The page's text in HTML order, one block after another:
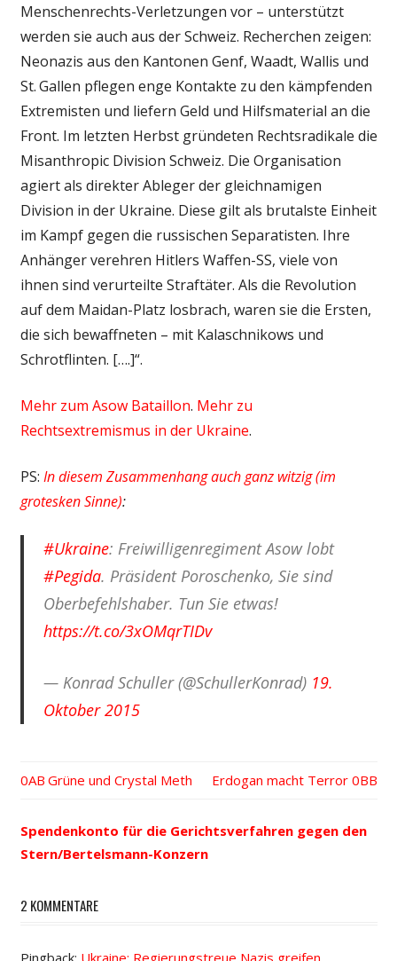
Menschenrechts-Verletzungen vor – unterstützt
werden sie auch aus der Schweiz. Recherchen zeigen:
Neonazis aus den Kantonen Genf, Waadt, Wallis und
St. Gallen pflegen enge Kontakte zu den kämpfenden
Extremisten und liefern Geld und Hilfsmaterial an die
Front. Im letzten Herbst gründeten Rechtsradikale die
Misanthropic Division Schweiz. Die Organisation
agiert als direkter Ableger der gleichnamigen
Division in der Ukraine. Diese gilt als brutalste Einheit
im Kampf gegen die russischen Separatisten. Ihre
Anhänger verehren Hitlers Waffen-SS, viele von
ihnen sind verurteilte Straftäter. Als die Revolution
auf dem Maidan-Platz losbrach, waren sie die Ersten,
die sich bewaffneten – mit Kalaschnikows und
Schrotflinten. [….]“.
Mehr zum Asow Bataillon. Mehr zu
Rechtsextremismus in der Ukraine.
PS: In diesem Zusammenhang auch ganz witzig (im
grotesken Sinne):
#Ukraine: Freiwilligenregiment Asow lobt
#Pegida. Präsident Poroschenko, Sie sind
Oberbefehlshaber. Tun Sie etwas!
https://t.co/3xOMqrTIDv
— Konrad Schuller (@SchullerKonrad) 19.
Oktober 2015
Navigation
Vorheriger
Grüne und Crystal Meth
Nächster
Erdogan macht Terror
Spendenkonto für die Gerichtsverfahren gegen den
Stern/Bertelsmann-Konzern
2 KOMMENTARE
Pingback: Ukraine: Regierungstreue Nazis greifen